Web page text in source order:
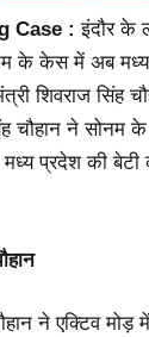
Case :इंदौर के
के केस में अब मध्य
शिवराज सिंह
चौहान ने सोनम
प्रदेश की
ने एक्टिव